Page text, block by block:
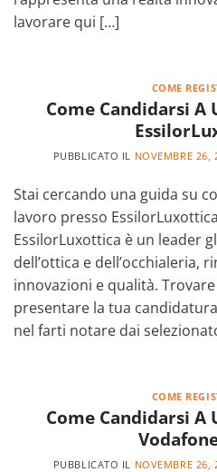
lavorare qui […]
COME
Come Candidarsi A
PUBBLICATO IL NOVEMBRE 26,
Stai cercando una guida su
lavoro presso
EssilorLuxottica è un leader
dell’ottica e dell’occhialeria,
innovazioni e qualità.
presentare la tua
nel farti notare dai
COME
Come Candidarsi A
PUBBLICATO IL NOVEMBRE 26,